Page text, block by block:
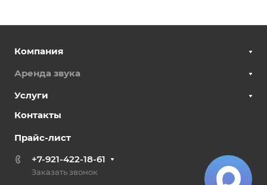
Компания
Аренда звука
Услуги
Контакты
Прайс-лист
+7-921-422-18-61
Заказать звонок